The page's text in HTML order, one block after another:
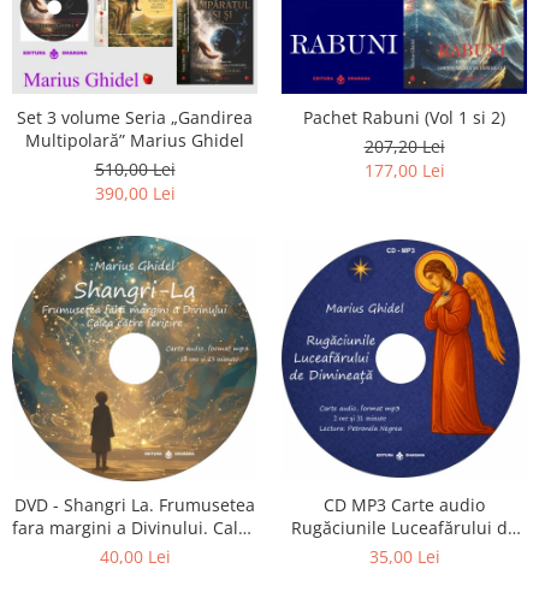
Set 3 volume Seria „Gandirea
Multipolară” Marius Ghidel
510,00 Lei
390,00 Lei
Pachet Rabuni (Vol 1 si 2)
207,20 Lei
177,00 Lei
DVD - Shangri La. Frumusetea
fara margini a Divinului. Calea
catre fericire
40,00 Lei
CD MP3 Carte audio
Rugăciunile Luceafărului de
dimineață
35,00 Lei